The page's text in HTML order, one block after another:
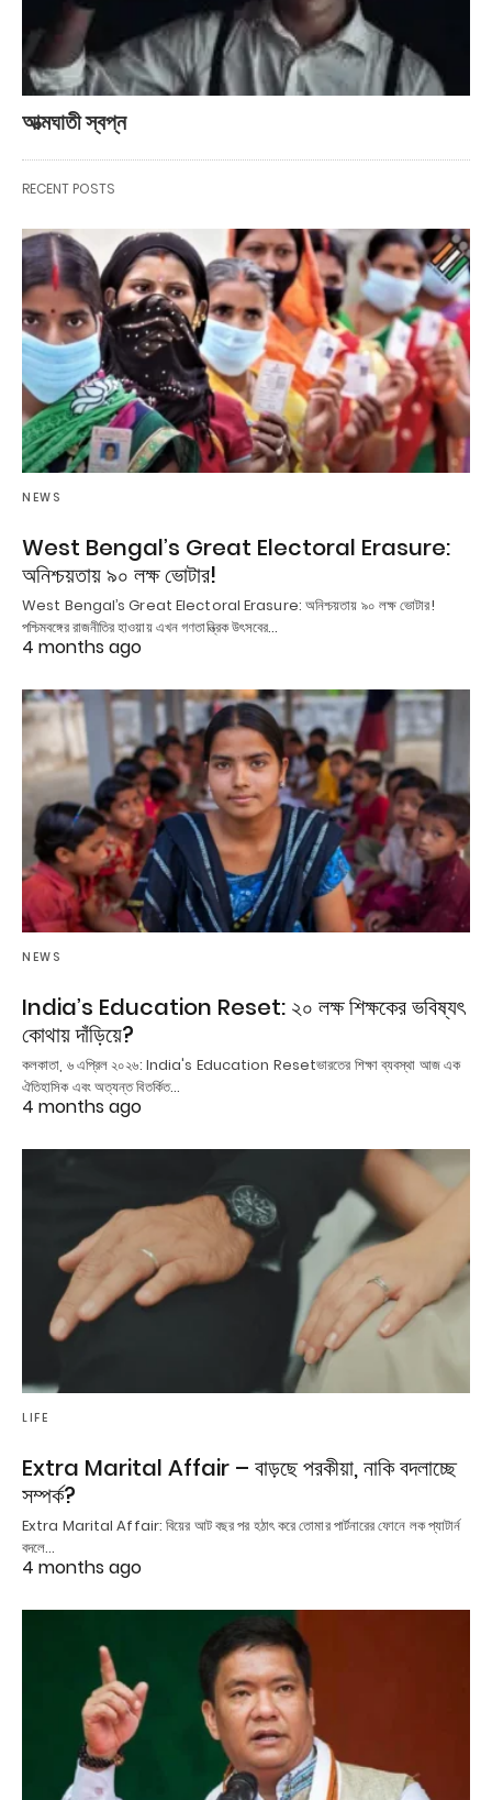
আত্মঘাতী স্বপ্ন
RECENT POSTS
NEWS
West Bengal’s Great Electoral Erasure:
অনিশ্চয়তায় ৯০ লক্ষ ভোটার!
West Bengal’s Great Electoral Erasure: অনিশ্চয়তায় ৯০ লক্ষ ভোটার!
পশ্চিমবঙ্গের রাজনীতির হাওয়ায় এখন গণতান্ত্রিক উৎসবের…
4 months ago
NEWS
India’s Education Reset: ২০ লক্ষ শিক্ষকের ভবিষ্যৎ
কোথায় দাঁড়িয়ে?
কলকাতা, ৬ এপ্রিল ২০২৬: India's Education Resetভারতের শিক্ষা ব্যবস্থা আজ এক
ঐতিহাসিক এবং অত্যন্ত বিতর্কিত…
4 months ago
LIFE
Extra Marital Affair – বাড়ছে পরকীয়া, নাকি বদলাচ্ছে
সম্পর্ক?
Extra Marital Affair: বিয়ের আট বছর পর হঠাৎ করে তোমার পার্টনারের ফোনে লক প্যাটার্ন
বদলে…
4 months ago